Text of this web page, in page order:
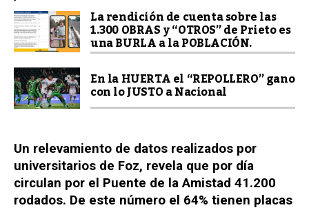
La rendición de cuenta sobre las
1.300 OBRAS y “OTROS” de Prieto es
una BURLA a la POBLACIÓN.
En la HUERTA el “REPOLLERO” gano
con lo JUSTO a Nacional
Un relevamiento de datos realizados por
universitarios de Foz, revela que por día
circulan por el Puente de la Amistad 41.200
rodados. De este número el 64% tienen placas